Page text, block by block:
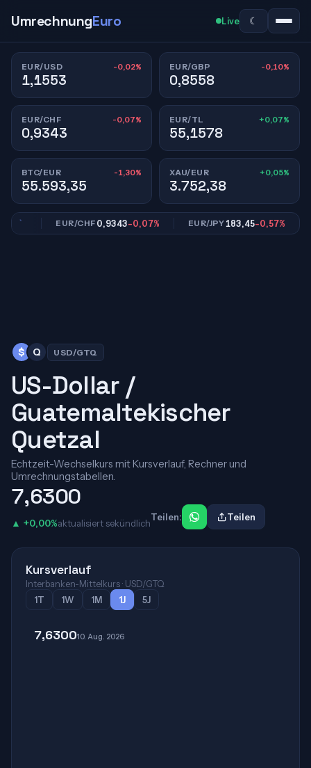
UmrechnungEuro Live ☾
EUR/USD -0,02%
1,1553
EUR/GBP -0,10%
0,8558
EUR/CHF -0,07%
0,9343
EUR/TL +0,07%
55,1578
BTC/EUR -1,30%
55.593,35
XAU/EUR +0,05%
3.752,38
EUR/CHF0,9343-0,07% EUR/JPY183,45-0,57%
$ Q USD/GTQ
US-Dollar /
Guatemaltekischer
Quetzal
Echtzeit-Wechselkurs mit Kursverlauf, Rechner und
Umrechnungstabellen.
7,6300
▲ +0,00%aktualisiert sekündlich
Teilen: Teilen
Kursverlauf
Interbanken-Mittelkurs · USD/GTQ
1T
1W 1M 1J 5J
7,630010. Aug. 2026